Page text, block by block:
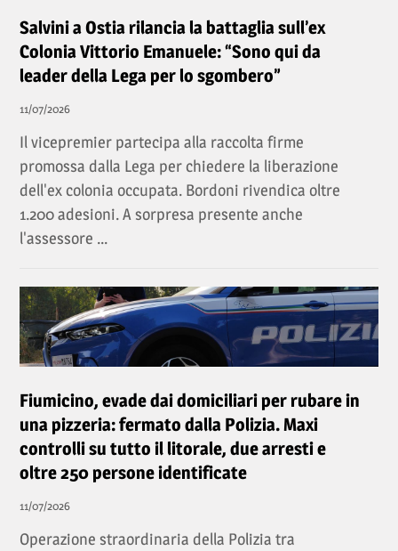
Salvini a Ostia rilancia la battaglia sull’ex
Colonia Vittorio Emanuele: “Sono qui da
leader della Lega per lo sgombero”
11/07/2026
Il vicepremier partecipa alla raccolta firme
promossa dalla Lega per chiedere la liberazione
dell'ex colonia occupata. Bordoni rivendica oltre
1.200 adesioni. A sorpresa presente anche
l'assessore ...
Fiumicino, evade dai domiciliari per rubare in
una pizzeria: fermato dalla Polizia. Maxi
controlli su tutto il litorale, due arresti e
oltre 250 persone identificate
11/07/2026
Operazione straordinaria della Polizia tra